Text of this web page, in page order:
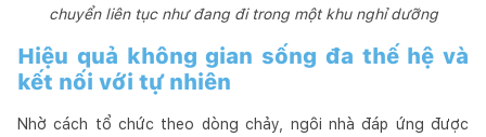
chuyển liên tục như đang đi trong một khu nghỉ dưỡng
Hiệu quả không gian sống đa thế hệ và
kết nối với tự nhiên
Nhờ cách tổ chức theo dòng chảy, ngôi nhà đáp ứng được